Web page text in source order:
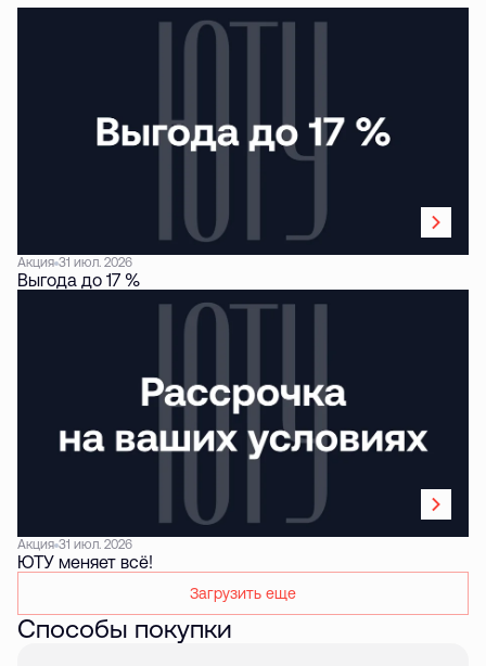
Акция 31 июл. 2026
Выгода до 17 %
Акция 31 июл. 2026
ЮТУ меняет всё!
Загрузить еще
Способы покупки